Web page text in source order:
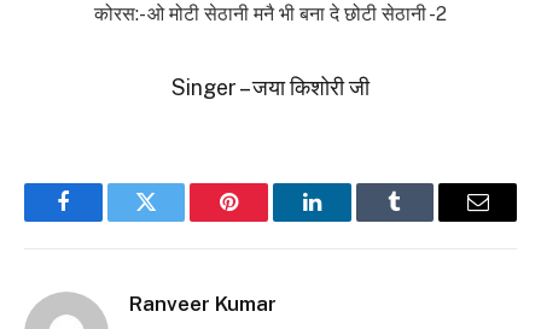
कोरस:- ओ मोटी सेठानी मनै भी बना दे छोटी सेठानी -2
Singer – जया किशोरी जी
FacebookTwitter Pinterest LinkedInTumblr Email
Ranveer Kumar